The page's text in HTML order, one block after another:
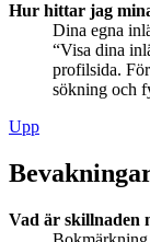
Hur hittar jag
Dina egna
“Visa dina
profilsida.
sökning och
Upp
Vad är skillnaden